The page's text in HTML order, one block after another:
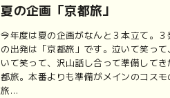
夏の企画「京都旅」
今年度は夏の企画がなんと３本立て。３
の出発は「京都旅」です。泣いて笑って
いて笑って、沢山話し合って準備してき
都旅。本番よりも準備がメインのコスモ
旅…